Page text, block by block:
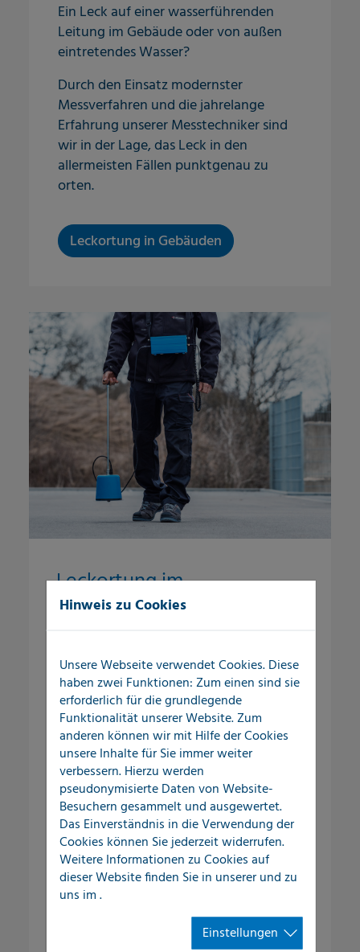
Ein Leck auf einer wasserführenden
Leitung im Gebäude oder von außen
eintretendes Wasser?
Durch den Einsatz modernster
Messverfahren und die jahrelange
Erfahrung unserer Messtechniker sind
wir in der Lage, das Leck in den
allermeisten Fällen punktgenau zu
orten.
Leckortung in Gebäuden
Leckortung im
Außenbereich
Wasserverluste und Schadensereignisse
im Versorgungssystem kosten
Kommunen und gewerbliche
Unternehmen nicht nur Geld, sondern
vor allem auch Zeit, Nerven und eine
Menge Organisationsaufwand.
Selbst kleine Undichtigkeiten im
Versorgungsnetz können über einen
längeren Zeitraum große
Wassermengen austreten lassen und so
den Schadensfall kontinuierlich
vergrößern.
Leckortung im Außenbereich
Hinweis zu Cookies
Unsere Webseite verwendet Cookies. Diese
haben zwei Funktionen: Zum einen sind sie
erforderlich für die grundlegende
Funktionalität unserer Website. Zum
anderen können wir mit Hilfe der Cookies
unsere Inhalte für Sie immer weiter
verbessern. Hierzu werden
pseudonymisierte Daten von Website-
Besuchern gesammelt und ausgewertet.
Das Einverständnis in die Verwendung der
Cookies können Sie jederzeit widerrufen.
Weitere Informationen zu Cookies auf
dieser Website finden Sie in unsererund zu
uns im.
Einstellungen